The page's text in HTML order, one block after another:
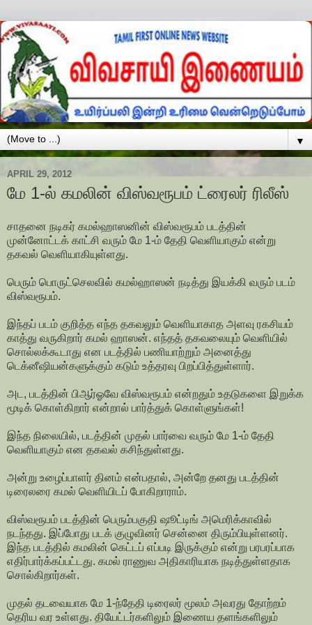
▼
APRIL 29, 2012
மே 1-ல் கமலின் விஸ்வரூபம் ட்ரைலர் ரிலீஸ்
சாதனை நடிகர் கமல்ஹாஸனின் விஸ்வரூபம் படத்தின்
முன்னோட்டக் காட்சி வரும் மே 1-ம் தேதி வெளியாகும் என்று
தகவல் வெளியாகியுள்ளது.
பெரும் பொருட்செலவில் கமல்ஹாஸன் நடித்து இயக்கி வரும் படம்
விஸ்வரூபம்.
இந்தப் படம் குறித்த எந்த தகவலும் வெளியாகாத அளவு ரகசியம்
காத்து வருகிறார் கமல் ஹாஸன். எந்தத் தகவலையும் வெளியில்
சொல்லக்கூடாது என படத்தில் பணியாற்றும் அனைத்து
டெக்னீஷியன்களுக்கும் கடும் உத்தரவு பிறப்பித்துள்ளார்.
அட, படத்தின் பிஆர்ஓவே விஸ்வரூபம் என்றதும் உதடுகளை இறுக்க
மூடிக் கொள்கிறார் என்றால் பார்த்துக் கொள்ளுங்கள்!
இந்த நிலையில், படத்தின் முதல் பார்வை வரும் மே 1-ம் தேதி
வெளியாகும் என தகவல் கசிந்துள்ளது.
அன்று உழைப்பாளர் தினம் என்பதால், அன்றே தனது படத்தின்
டிரைலரை கமல் வெளியிடப் போகிறாராம்.
விஸ்வரூபம் படத்தின் பெரும்பகுதி ஷூட்டிங் அமெரிக்காவில்
நடந்தது. இப்போது படக் குழுவினர் சென்னை திரும்பியுள்ளனர்.
இந்த படத்தில் கமலின் கெட்டப் எப்படி இருக்கும் என்று பரபரப்பாக
எதிர்பார்க்கப்பட்டது. கமல் ராணுவ அதிகாரியாக நடித்துள்ளதாக
சொல்கிறார்கள்.
முதல் தடவையாக மே 1-ந்தேதி டிரைலர் மூலம் அவரது தோற்றம்
தெரிய வர உள்ளது. தியேட்டர்களிலும் இணைய தளங்களிலும்